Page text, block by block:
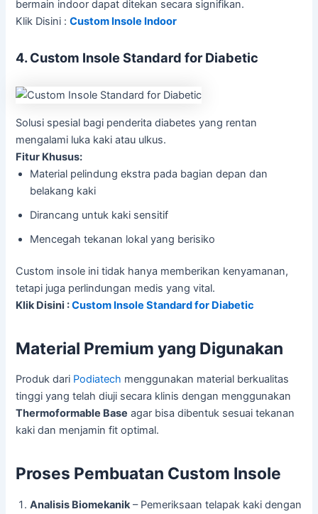
bermain indoor dapat ditekan secara signifikan.
Klik Disini :Custom Insole Indoor
4. Custom Insole Standard for Diabetic
Solusi spesial bagi penderita diabetes yang rentan
mengalami luka kaki atau ulkus.
Fitur Khusus:
Material pelindung ekstra pada bagian depan dan
belakang kaki
Dirancang untuk kaki sensitif
Mencegah tekanan lokal yang berisiko
Custom insole ini tidak hanya memberikan kenyamanan,
tetapi juga perlindungan medis yang vital.
Klik Disini :Custom Insole Standard for Diabetic
Material Premium yang Digunakan
Produk dari Podiatech menggunakan material berkualitas
tinggi yang telah diuji secara klinis dengan menggunakan
Thermoformable Base agar bisa dibentuk sesuai tekanan
kaki dan menjamin fit optimal.
Proses Pembuatan Custom Insole
Analisis Biomekanik – Pemeriksaan telapak kaki dengan